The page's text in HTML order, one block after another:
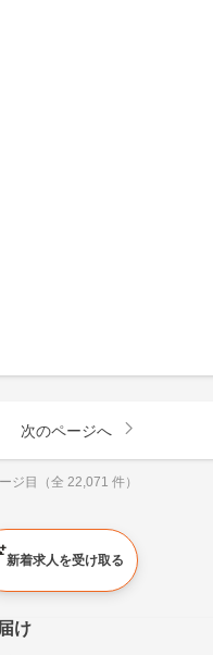
次のページへ
ジ目（全 22,071 件）
新着求人を受け取る
け